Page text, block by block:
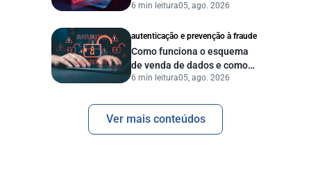
vazamento de dados?
6 min leitura05, ago. 2026
autenticação e prevenção à fraude
Como funciona o esquema
de venda de dados e como
proteger sua empresa?
6 min leitura05, ago. 2026
Ver mais conteúdos